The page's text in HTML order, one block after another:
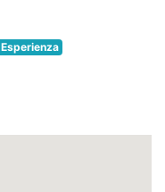
Esperienza